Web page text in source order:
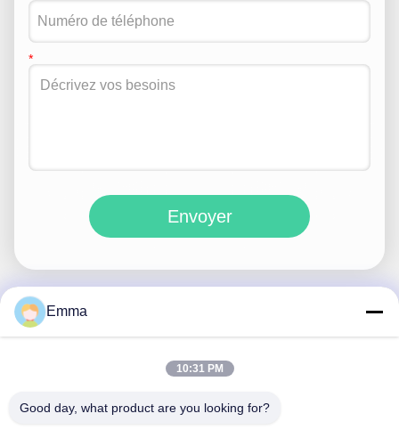
Envoyer
No 280 rue WanXing, avenue Longhu, zone industrielle est,
Emma
10:31 PM
Good day, what product are you looking for?